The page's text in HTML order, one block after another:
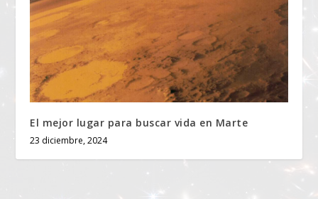
El mejor lugar para buscar vida en Marte
23 diciembre, 2024